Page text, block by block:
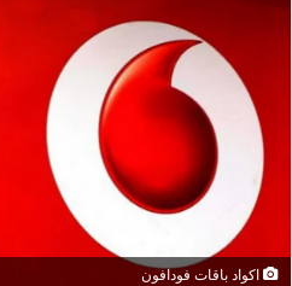
اكواد باقات فودافون